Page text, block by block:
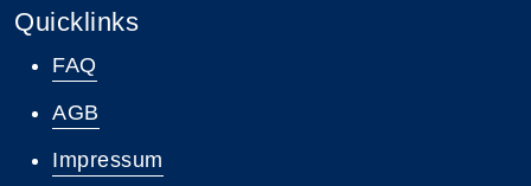
Quicklinks
FAQ
AGB
Impressum